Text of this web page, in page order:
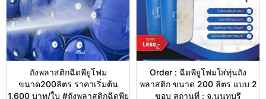
ถังพลาสติกฉีดพียูโฟม
ขนาด200ลิตร ราคาเริ่มต้น
1,600 บาท/ใบ #ถังพลาสติกฉีดพียู
Order : ฉีดพียูโฟมใส่ทุ่นถัง
พลาสติก ขนาด 200 ลิตร แบบ 2
ขอบ สถานที่ : จ.นนทบุรี